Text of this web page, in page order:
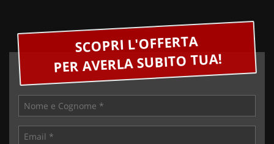
SCOPRI L'OFFERTA
PER AVERLA SUBITO TUA!